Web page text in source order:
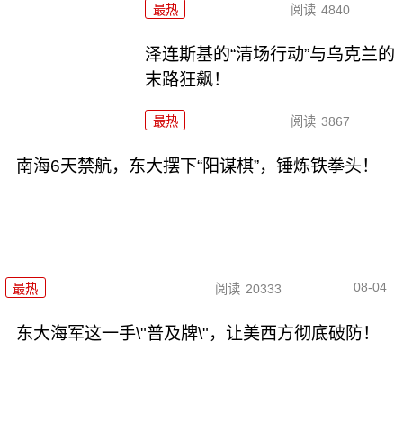
最热 阅读 4840
泽连斯基的“清场行动”与乌克兰的
末路狂飙！
最热 阅读 3867
南海6天禁航，东大摆下“阳谋棋”，锤炼铁拳头！
最热 阅读 20333 08-04
东大海军这一手\"普及牌\"，让美西方彻底破防！